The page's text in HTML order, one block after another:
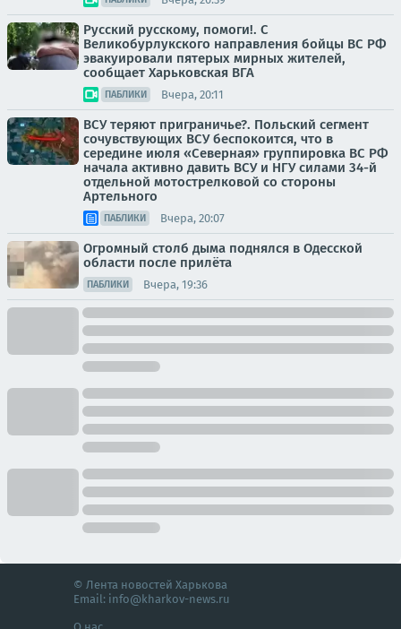
Русский русскому, помоги!. С
Великобурлукского направления бойцы ВС РФ
эвакуировали пятерых мирных жителей,
сообщает Харьковская ВГА
ПАБЛИКИ Вчера, 20:11
ВСУ теряют приграничье?. Польский сегмент
сочувствующих ВСУ беспокоится, что в
середине июля «Северная» группировка ВС РФ
начала активно давить ВСУ и НГУ силами 34-й
отдельной мотострелковой со стороны
Артельного
ПАБЛИКИ Вчера, 20:07
Огромный столб дыма поднялся в Одесской
области после прилёта
ПАБЛИКИ Вчера, 19:36
© Лента новостей Харькова
Email: info@kharkov-news.ru